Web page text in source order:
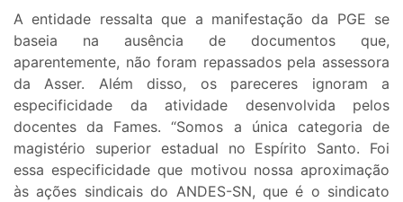
A entidade ressalta que a manifestação da PGE se
baseia na ausência de documentos que,
aparentemente, não foram repassados pela assessora
da Asser. Além disso, os pareceres ignoram a
especificidade da atividade desenvolvida pelos
docentes da Fames. “Somos a única categoria de
magistério superior estadual no Espírito Santo. Foi
essa especificidade que motivou nossa aproximação
às ações sindicais do ANDES-SN, que é o sindicato